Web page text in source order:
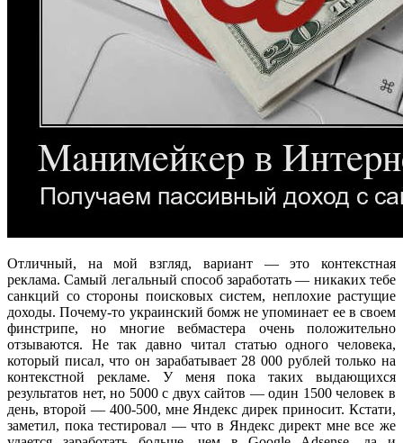
Отличный, на мой взгляд, вариант — это контекстная
реклама. Самый легальный способ заработать — никаких тебе
санкций со стороны поисковых систем, неплохие растущие
доходы. Почему-то украинский бомж не упоминает ее в своем
финстрипе, но многие вебмастера очень положительно
отзываются. Не так давно читал статью одного человека,
который писал, что он зарабатывает 28 000 рублей только на
контекстной рекламе. У меня пока таких выдающихся
результатов нет, но 5000 с двух сайтов — один 1500 человек в
день, второй — 400-500, мне Яндекс дирек приносит. Кстати,
заметил, пока тестировал — что в Яндекс директ мне все же